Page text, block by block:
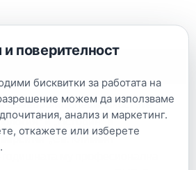
е завършил специалностите
и „История“ в
„Св. Климент
годишната му професионална
и поверителност
бисквитки за работата на
можем да използваме
анализ и маркетинг.
откажете или изберете